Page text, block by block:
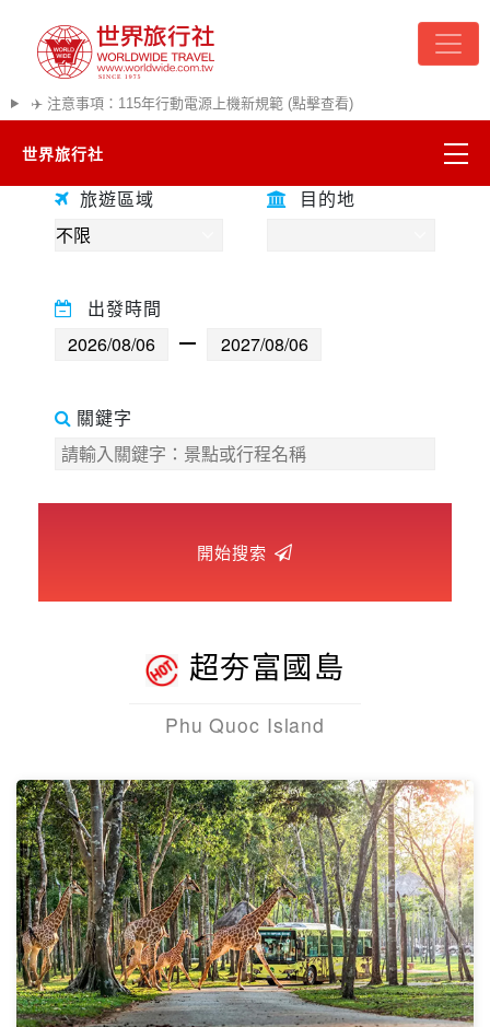
✈️ 注意事項：115年行動電源上機新規範 (點擊查看)
世界旅行社
精彩越南
超夯日本
遊輪河輪
世界臻旅
往前
往後
旅遊區域
目的地
出發時間
關鍵字
開始搜索
超夯富國島
Phu Quoc Island